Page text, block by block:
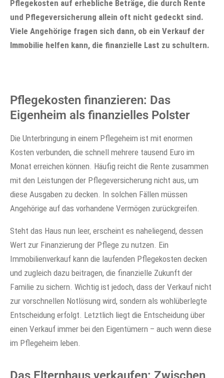
Pflegekosten auf erhebliche Beträge, die durch Rente
und Pflegeversicherung allein oft nicht gedeckt sind.
Viele Angehörige fragen sich dann, ob ein Verkauf der
Immobilie helfen kann, die finanzielle Last zu schultern.
Pflegekosten finanzieren: Das
Eigenheim als finanzielles Polster
Die Unterbringung in einem Pflegeheim ist mit enormen
Kosten verbunden, die schnell mehrere tausend Euro im
Monat erreichen können. Häufig reicht die Rente zusammen
mit den Leistungen der Pflegeversicherung nicht aus, um
diese Ausgaben zu decken. In solchen Fällen müssen
Angehörige auf das vorhandene Vermögen zurückgreifen.
Steht das Haus nun leer, erscheint es naheliegend, dessen
Wert zur Finanzierung der Pflege zu nutzen. Ein
Immobilienverkauf kann die laufenden Pflegekosten decken
und zugleich dazu beitragen, die finanzielle Zukunft der
Familie zu sichern. Wichtig ist jedoch, dass der Verkauf nicht
zur vorschnellen Notlösung wird, sondern als wohlüberlegte
Entscheidung erfolgt. Letztlich liegt die Entscheidung über
einen Verkauf immer bei den Eigentümern – auch wenn diese
im Pflegeheim leben.